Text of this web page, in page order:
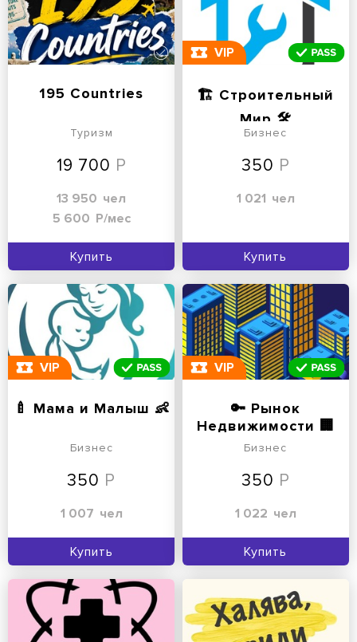
195 Countries
Туризм
19 700
13 950 чел
5 600 Р/мес
Купить
VIP
🏗 Строительный
Мир 🛠
Бизнес
350
1 021 чел
Купить
VIP
🍼 Мама и Малыш 👶
Бизнес
350
1 007 чел
Купить
VIP
🔑 Рынок
Недвижимости 🏢
Бизнес
350
1 022 чел
Купить